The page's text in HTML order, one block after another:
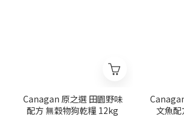
Canagan 原之選 田園野味
配方 無穀物狗乾糧 12kg
文魚